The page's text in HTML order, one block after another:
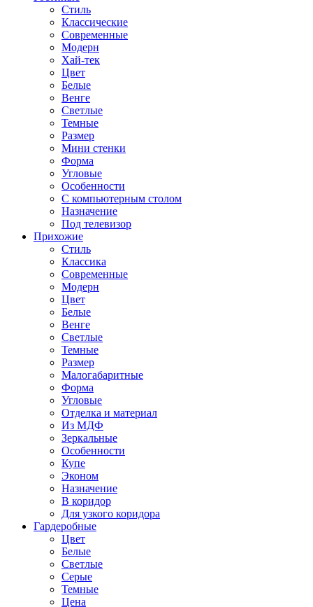
Стиль
Классические
Современные
Модерн
Хай-тек
Цвет
Белые
Венге
Светлые
Темные
Размер
Мини стенки
Форма
Угловые
Особенности
С компьютерным столом
Назначение
Под телевизор
Прихожие
Стиль
Классика
Современные
Модерн
Цвет
Белые
Венге
Светлые
Темные
Размер
Малогабаритные
Форма
Угловые
Отделка и материал
Из МДФ
Зеркальные
Особенности
Купе
Эконом
Назначение
В коридор
Для узкого коридора
Гардеробные
Цвет
Белые
Светлые
Серые
Темные
Цена